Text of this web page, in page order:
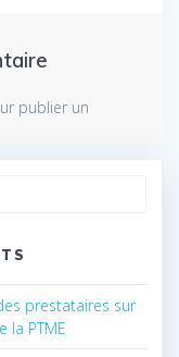
publier un
prestataires sur
la PTME